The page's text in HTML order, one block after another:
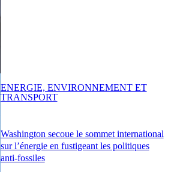
Washington secoue le sommet international
sur l’énergie en fustigeant les politiques
anti-fossiles
ENERGIE, ENVIRONNEMENT ET
TRANSPORT